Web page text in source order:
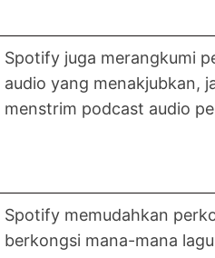
Spotify juga merangkumi
audio yang menakjubkan,
menstrim podcast audio
Spotify memudahkan
berkongsi mana-mana